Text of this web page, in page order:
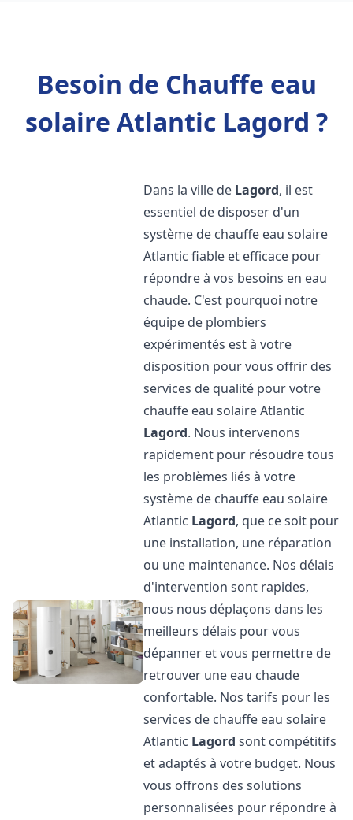
Besoin de Chauffe eau
solaire Atlantic Lagord ?
Dans la ville de Lagord, il est
essentiel de disposer d'un
système de chauffe eau solaire
Atlantic fiable et efficace pour
répondre à vos besoins en eau
chaude. C'est pourquoi notre
équipe de plombiers
expérimentés est à votre
disposition pour vous offrir des
services de qualité pour votre
chauffe eau solaire Atlantic
Lagord. Nous intervenons
rapidement pour résoudre tous
les problèmes liés à votre
système de chauffe eau solaire
Atlantic Lagord, que ce soit pour
une installation, une réparation
ou une maintenance. Nos délais
d'intervention sont rapides,
nous nous déplaçons dans les
meilleurs délais pour vous
dépanner et vous permettre de
retrouver une eau chaude
confortable. Nos tarifs pour les
services de chauffe eau solaire
Atlantic Lagord sont compétitifs
et adaptés à votre budget. Nous
vous offrons des solutions
personnalisées pour répondre à